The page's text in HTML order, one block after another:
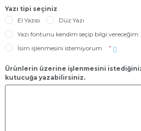
Yazı tipi seçiniz
El Yazısı
Düz Yazı
Yazı fontunu kendim seçip bilgi vereceğim
İsim işlenmesini istemiyorum
*
Ürünlerin üzerine işlenmesini istediğiniz
kutucuğa yazabilirsiniz.